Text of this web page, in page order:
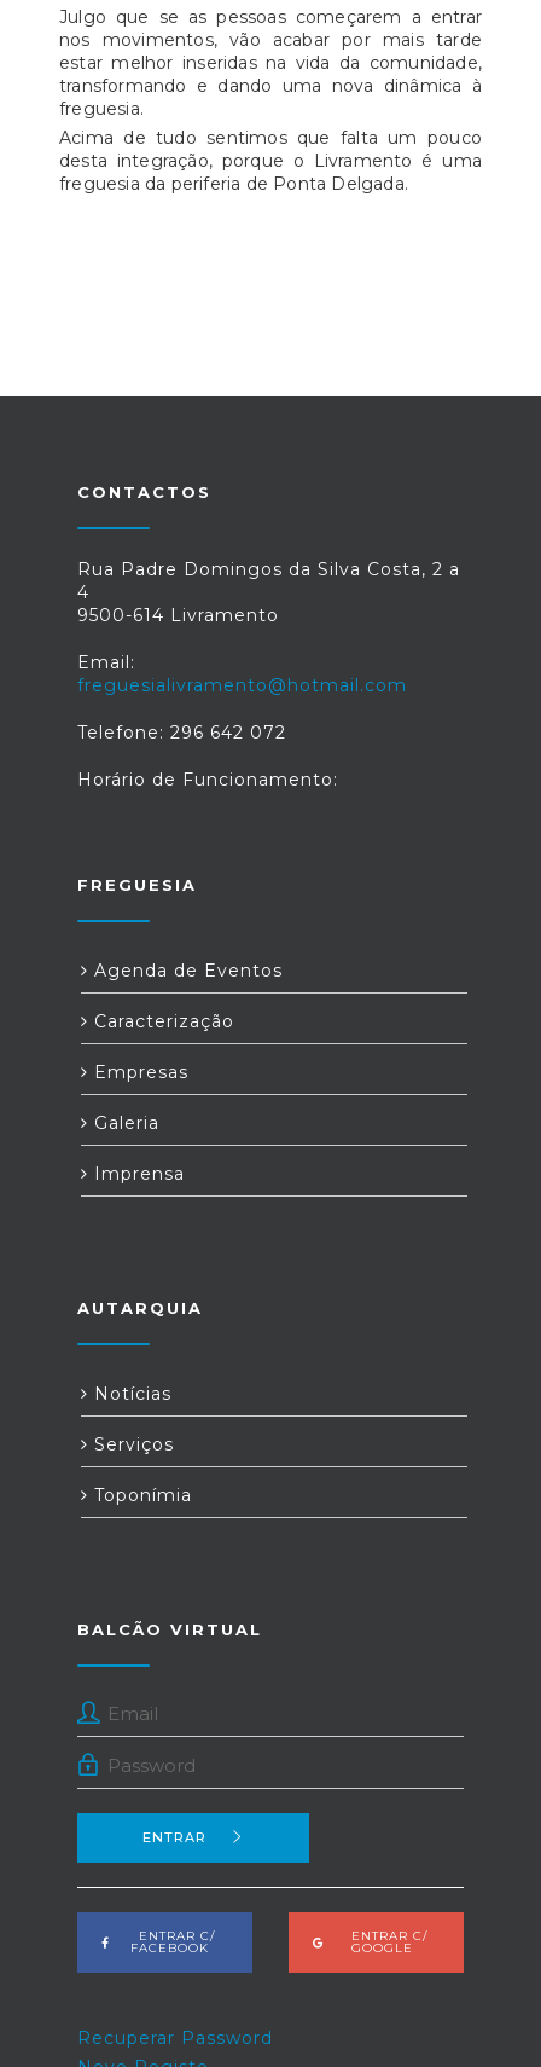
Julgo que se as pessoas começarem a entrar
nos movimentos, vão acabar por mais tarde
estar melhor inseridas na vida da comunidade,
transformando e dando uma nova dinâmica à
freguesia.
Acima de tudo sentimos que falta um pouco
desta integração, porque o Livramento é uma
freguesia da periferia de Ponta Delgada.
CONTACTOS
Rua Padre Domingos da Silva Costa, 2 a
4
9500-614 Livramento
Email:
freguesialivramento@hotmail.com
Telefone: 296 642 072
Horário de Funcionamento:
FREGUESIA
Agenda de Eventos
Caracterização
Empresas
Galeria
Imprensa
AUTARQUIA
Notícias
Serviços
Toponímia
BALCÃO VIRTUAL
ENTRAR
ENTRAR C/
FACEBOOK
ENTRAR C/
GOOGLE
Recuperar Password